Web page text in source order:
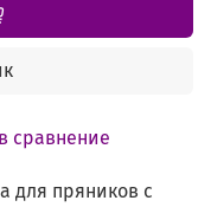
сравнение
для пряников с